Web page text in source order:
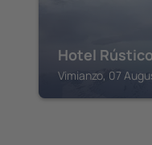
Hotel
Vimianzo, 07